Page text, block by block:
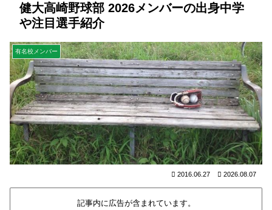
健大高崎野球部 2026メンバーの出身中学
や注目選手紹介
有名校メンバー
2016.06.27 2026.08.07
記事内に広告が含まれています。